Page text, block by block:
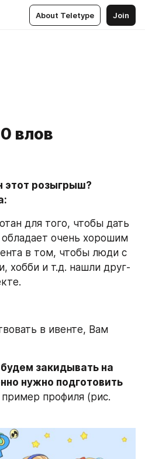
About Teletype Join
влов
этот розыгрыш?
для того, чтобы дать
обладает очень хорошим
в том, чтобы люди с
хобби и т.д. нашли друг-
в ивенте, Вам
закидывать на
нужно подготовить